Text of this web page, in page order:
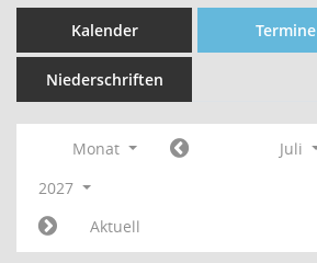
Kalender Termine
Niederschriften
Monat
Juli
2027
Aktuell